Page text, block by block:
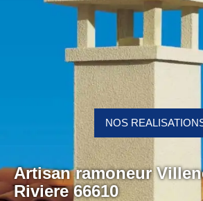
Artisan ramoneur
Riviere 66610
NOS